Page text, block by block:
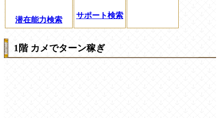
潜在能力検索
サポート検索
1階 カメでターン稼ぎ